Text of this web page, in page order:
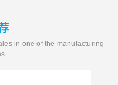
in one of the manufacturing